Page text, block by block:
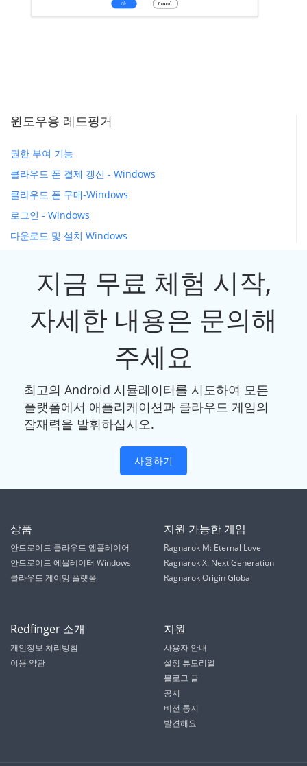
윈도우용 레드핑거
권한 부여 기능
클라우드 폰 결제 갱신 - Windows
클라우드 폰 구매-Windows
로그인 - Windows
다운로드 및 설치 Windows
지금 무료 체험 시작,
자세한 내용은 문의해
주세요
최고의 Android 시뮬레이터를 시도하여 모든
플랫폼에서 애플리케이션과 클라우드 게임의
잠재력을 발휘하십시오.
사용하기
상품
안드로이드 클라우드 앱플레이어
안드로이드 에뮬레이터 Windows
클라우드 게이밍 플랫폼
지원 가능한 게임
Ragnarok M: Eternal Love
Ragnarok X: Next Generation
Ragnarok Origin Global
Redfinger 소개
개인정보 처리방침
이용 약관
지원
사용자 안내
설정 튜토리얼
블로그 글
공지
버전 통지
발견해요